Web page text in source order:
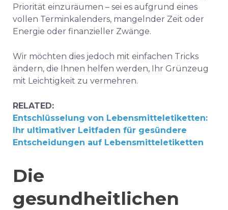
Priorität einzuräumen – sei es aufgrund eines
vollen Terminkalenders, mangelnder Zeit oder
Energie oder finanzieller Zwänge.
Wir möchten dies jedoch mit einfachen Tricks
ändern, die Ihnen helfen werden, Ihr Grünzeug
mit Leichtigkeit zu vermehren.
RELATED:
Entschlüsselung von Lebensmitteletiketten:
Ihr ultimativer Leitfaden für gesündere
Entscheidungen auf Lebensmitteletiketten
Die
gesundheitlichen